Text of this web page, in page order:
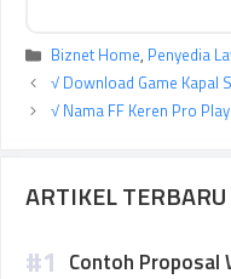
Kategori
Biznet Home, Penyedia
√ Download Game Kapal
√ Nama FF Keren Pro
ARTIKEL TERBARU
Contoh Proposal